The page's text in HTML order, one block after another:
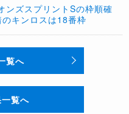
ンズスプリントSの枠順確
キンロスは18番枠
覧へ
覧へ